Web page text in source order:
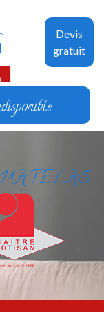
Devis
gratuit